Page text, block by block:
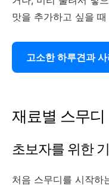
맛을 추가하고 싶을
고소한 하루견과
재료별 스무디
초보자를 위한
처음 스무디를 시작하